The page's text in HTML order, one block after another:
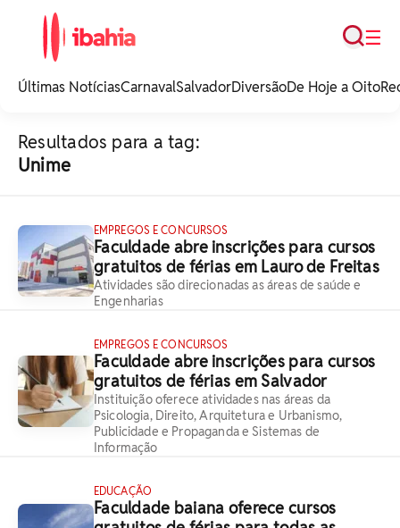
noticias e
☰
Busca
Últimas NotíciasCarnavalSalvadorDiversãoDe Hoje a Oito
Resultados para a tag:
Unime
EMPREGOS E CONCURSOS
Faculdade abre inscrições para cursos
gratuitos de férias em Lauro de Freitas
Atividades são direcionadas as áreas de saúde e
Engenharias
EMPREGOS E CONCURSOS
Faculdade abre inscrições para cursos
gratuitos de férias em Salvador
Instituição oferece atividades nas áreas da
Psicologia, Direito, Arquitetura e Urbanismo,
Publicidade e Propaganda e Sistemas de
Informação
EDUCAÇÃO
Faculdade baiana oferece cursos